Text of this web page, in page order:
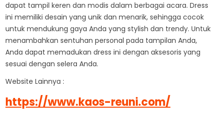
dapat tampil keren dan modis dalam berbagai acara. Dress
ini memiliki desain yang unik dan menarik, sehingga cocok
untuk mendukung gaya Anda yang stylish dan trendy. Untuk
menambahkan sentuhan personal pada tampilan Anda,
Anda dapat memadukan dress ini dengan aksesoris yang
sesuai dengan selera Anda.
Website Lainnya :
https://www.kaos-reuni.com/